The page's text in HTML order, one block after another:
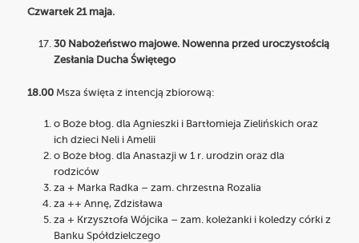
Czwartek 21 maja.
30 Nabożeństwo majowe. Nowenna przed uroczystością
Zesłania Ducha Świętego
18.00 Msza święta z intencją zbiorową:
o Boże błog. dla Agnieszki i Bartłomieja Zielińskich oraz
ich dzieci Neli i Amelii
o Boże błog. dla Anastazji w 1 r. urodzin oraz dla
rodziców
za + Marka Radka – zam. chrzestna Rozalia
za ++ Annę, Zdzisława
za + Krzysztofa Wójcika – zam. koleżanki i koledzy córki z
Banku Spółdzielczego